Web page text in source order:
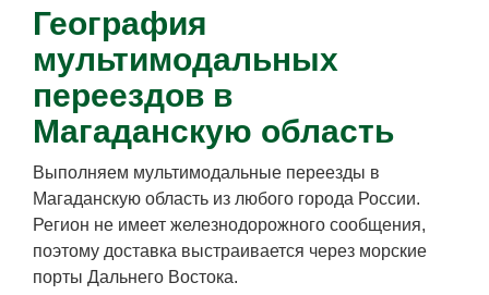
География
мультимодальных
переездов в
Магаданскую область
Выполняем мультимодальные переезды в
Магаданскую область из любого города России.
Регион не имеет железнодорожного сообщения,
поэтому доставка выстраивается через морские
порты Дальнего Востока.